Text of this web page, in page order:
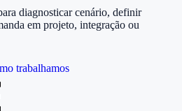
diagnosticar cenário, definir
em projeto, integração ou
trabalhamos